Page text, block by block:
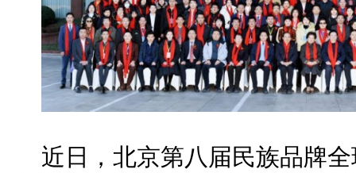
近日，北京第八届民族品牌